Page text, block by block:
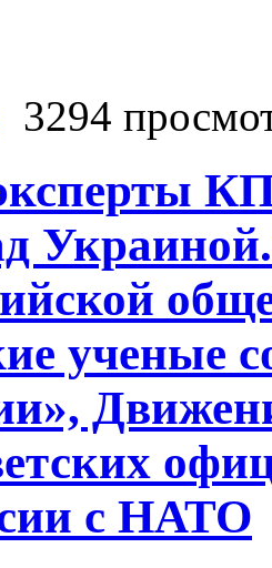
о Отвечая на вызовы времени,
комитета КПРФ Кемал Бытдаев
промышленности и науки
3294
ученые
с НАТО